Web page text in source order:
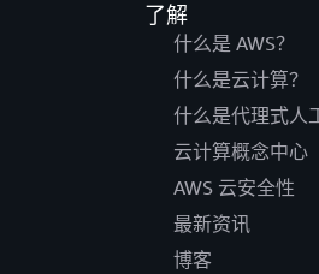
了解
什么是 AWS？
什么是云计算？
什么是代理式人
云计算概念中心
AWS 云安全性
最新资讯
博客